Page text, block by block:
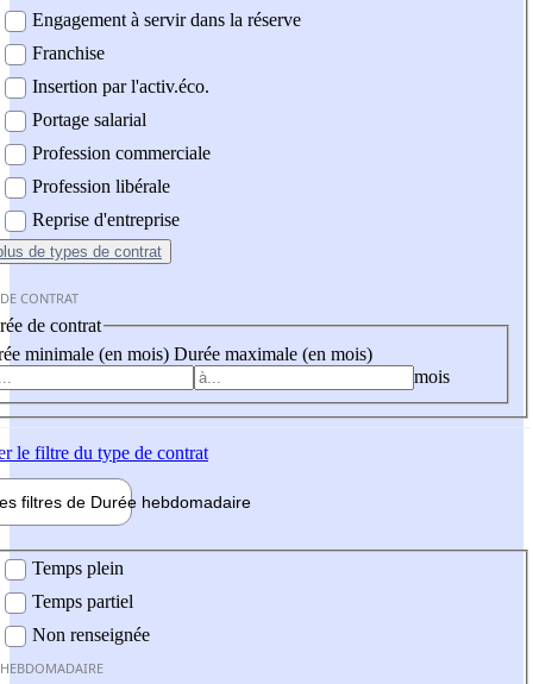
Engagement à servir dans la réserve
Franchise
Insertion par l'activ.éco.
Portage salarial
Profession commerciale
Profession libérale
Reprise d'entreprise
de types de contrat
CONTRAT
de contrat
minimale (en mois) Durée maximale (en mois)
mois
le filtre du type de contrat
filtres de Durée hebdomadaire
Temps plein
Temps partiel
Non renseignée